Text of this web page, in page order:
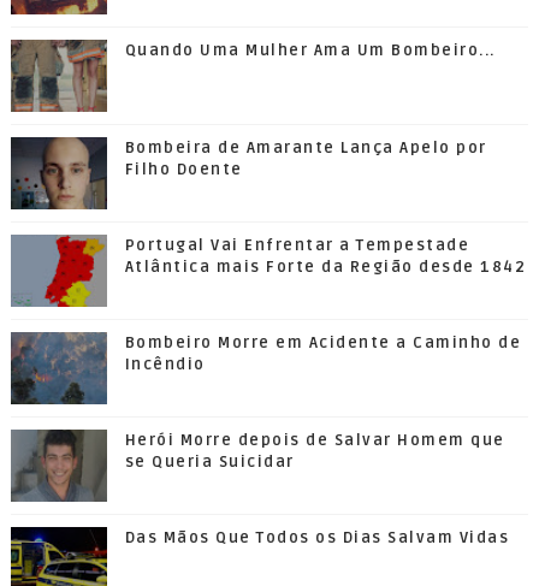
Quando Uma Mulher Ama Um Bombeiro...
Bombeira de Amarante Lança Apelo por
Filho Doente
Portugal Vai Enfrentar a Tempestade
Atlântica mais Forte da Região desde 1842
Bombeiro Morre em Acidente a Caminho de
Incêndio
Herói Morre depois de Salvar Homem que
se Queria Suicidar
Das Mãos Que Todos os Dias Salvam Vidas